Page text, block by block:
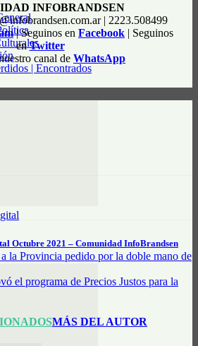
| Encontrados
Octubre 2021 – Comunidad InfoBrandsen
INFOBRANDSEN
| 2223.508499
| Seguinos en Facebook | Seguinos
enTwitter
canal de WhatsApp
la Provincia pedido por la doble mano de
el programa de Precios Justos para la
MÁS DEL AUTOR